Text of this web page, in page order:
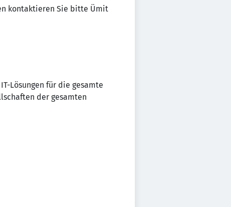
kontaktieren Sie bitte Ümit
Lösungen für die gesamte
der gesamten